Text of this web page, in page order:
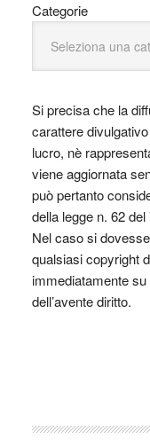
Categorie
Si precisa che la
carattere
lucro, nè
viene aggiornata
può pertanto
della legge n. 62 del
Nel caso si
qualsiasi copyright
immediatamente
dell’avente diritto.